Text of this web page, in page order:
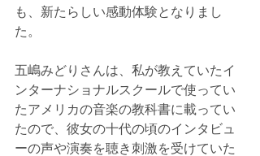
も、新たらしい感動体験となりまし
た。
五嶋みどりさんは、私が教えていたイ
ンターナショナルスクールで使ってい
たアメリカの音楽の教科書に載ってい
たので、彼女の十代の頃のインタビュ
ーの声や演奏を聴き刺激を受けていた